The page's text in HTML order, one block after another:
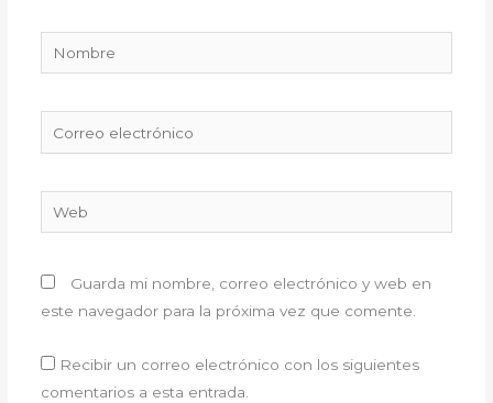
Nombre
electrónico
Guarda mi nombre, correo electrónico y web en
este navegador para la próxima vez que comente.
Recibir un correo electrónico con los siguientes
comentarios a esta entrada.